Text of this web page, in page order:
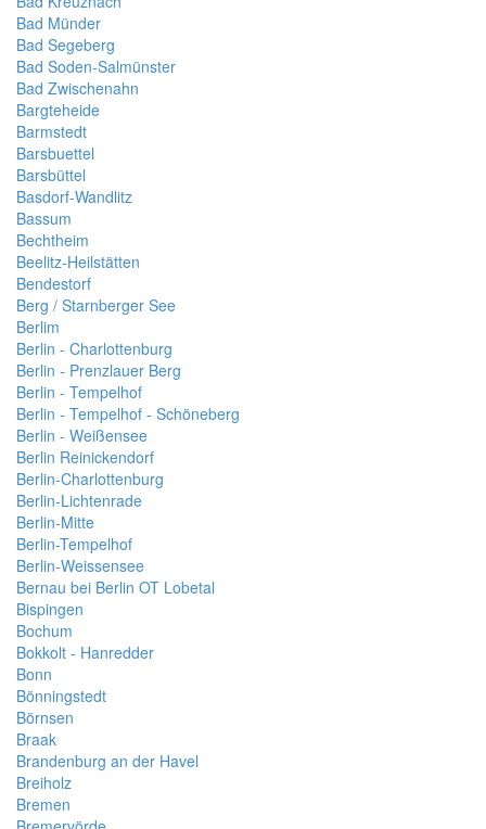
Bad Münder
Bad Segeberg
Bad Soden-Salmünster
Bad Zwischenahn
Bargteheide
Barmstedt
Barsbuettel
Barsbüttel
Basdorf-Wandlitz
Bassum
Bechtheim
Beelitz-Heilstätten
Bendestorf
Berg / Starnberger See
Berlim
Berlin - Charlottenburg
Berlin - Prenzlauer Berg
Berlin - Tempelhof
Berlin - Tempelhof - Schöneberg
Berlin - Weißensee
Berlin Reinickendorf
Berlin-Charlottenburg
Berlin-Lichtenrade
Berlin-Mitte
Berlin-Tempelhof
Berlin-Weissensee
Bernau bei Berlin OT Lobetal
Bispingen
Bochum
Bokkolt - Hanredder
Bonn
Bönningstedt
Börnsen
Braak
Brandenburg an der Havel
Breiholz
Bremen